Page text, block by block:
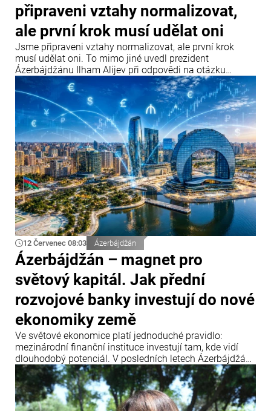
připraveni vztahy normalizovat,
ale první krok musí udělat oni
Jsme připraveni vztahy normalizovat, ale první krok
musí udělat oni. To mimo jiné uvedl prezident
Ázerbájdžánu Ilham Alijev při odpovědi na otázku
týkající se vztahů Ázerbájdžánu s Parlamentním
shromážděním Rady Evropy (PACE) a Evropským
parlamentem během setkání s účastníky IV. Šušského
globálního mediálního fóra.
12 Červenec 08:03 Ázerbájdžán
Ázerbájdžán – magnet pro
světový kapitál. Jak přední
rozvojové banky investují do nové
ekonomiky země
Ve světové ekonomice platí jednoduché pravidlo:
mezinárodní finanční instituce investují tam, kde vidí
dlouhodobý potenciál. V posledních letech Ázerbájdžán
upevnil svou pozici jako jedno z klíčových dopravních a
energetických center Eurasie a zároveň se stal
významnou platformou pro realizaci mezinárodních
infrastrukturních projektů.